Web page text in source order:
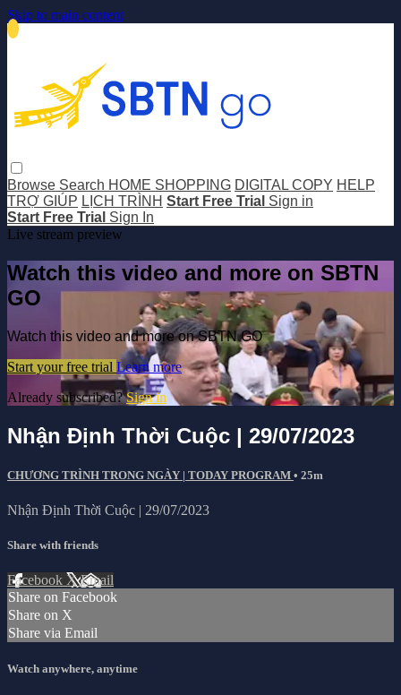
Skip to main content
Browse Search HOME SHOPPING DIGITAL COPY HELP
TRỢ GIÚP LỊCH TRÌNH Start Free Trial Sign in
Start Free Trial Sign In
Live stream preview
Watch this video and more on SBTN
GO
Watch this video and more on SBTN GO
Start your free trial Learn more
Already subscribed?Sign in
Nhận Định Thời Cuộc | 29/07/2023
CHƯƠNG TRÌNH TRONG NGÀY | TODAY PROGRAM • 25m
Nhận Định Thời Cuộc | 29/07/2023
Share with friends
Facebook XEmail
Share on Facebook
Share on X
Share via Email
Watch anywhere, anytime